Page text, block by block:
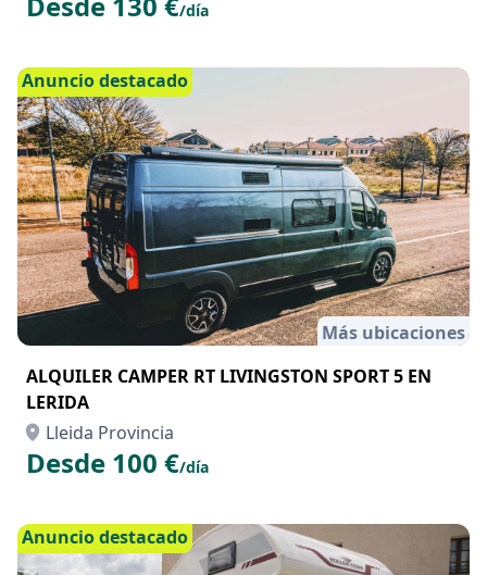
/día
Anuncio destacado
Más ubicaciones
ALQUILER CAMPER RT LIVINGSTON SPORT 5 EN
LERIDA
Lleida Provincia
Desde 100 €/día
Anuncio destacado